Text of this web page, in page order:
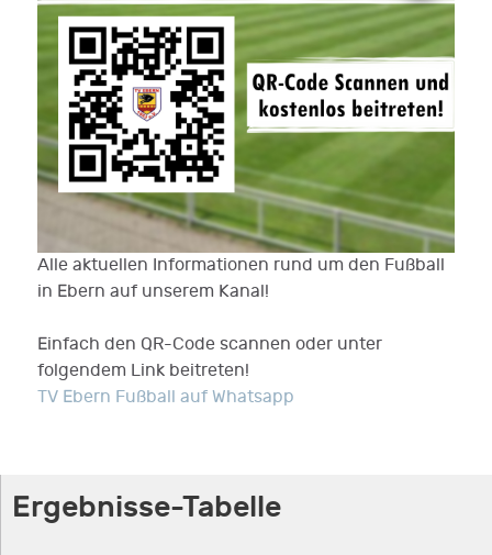
Alle aktuellen Informationen rund um den Fußball
in Ebern auf unserem Kanal!
Einfach den QR-Code scannen oder unter
folgendem Link beitreten!
TV Ebern Fußball auf Whatsapp
Ergebnisse-Tabelle